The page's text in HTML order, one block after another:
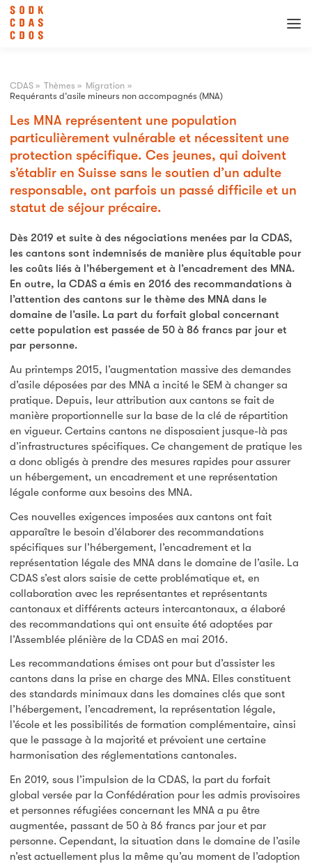
CDAS » Thèmes » Migration »
Requérants d’asile mineurs non accompagnés (MNA)
Les MNA représentent une population
particulièrement vulnérable et nécessitent une
protection spécifique. Ces jeunes, qui doivent
s’établir en Suisse sans le soutien d’un adulte
responsable, ont parfois un passé difficile et un
statut de séjour précaire.
Dès 2019 et suite à des négociations menées par la CDAS,
les cantons sont indemnisés de manière plus équitable pour
les coûts liés à l’hébergement et à l’encadrement des MNA.
En outre, la CDAS a émis en 2016 des recommandations à
l’attention des cantons sur le thème des MNA dans le
domaine de l’asile. La part du forfait global concernant
cette population est passée de 50 à 86 francs par jour et
par personne.
Au printemps 2015, l’augmentation massive des demandes
d’asile déposées par des MNA a incité le SEM à changer sa
pratique. Depuis, leur attribution aux cantons se fait de
manière proportionnelle sur la base de la clé de répartition
en vigueur. Certains cantons ne disposaient jusque-là pas
d’infrastructures spécifiques. Ce changement de pratique les
a donc obligés à prendre des mesures rapides pour assurer
un hébergement, un encadrement et une représentation
légale conforme aux besoins des MNA.
Ces nouvelles exigences imposées aux cantons ont fait
apparaître le besoin d’élaborer des recommandations
spécifiques sur l’hébergement, l’encadrement et la
représentation légale des MNA dans le domaine de l’asile. La
CDAS s’est alors saisie de cette problématique et, en
collaboration avec les représentantes et représentants
cantonaux et différents acteurs intercantonaux, a élaboré
des recommandations qui ont ensuite été adoptées par
l’Assemblée plénière de la CDAS en mai 2016.
Les recommandations émises ont pour but d’assister les
cantons dans la prise en charge des MNA. Elles constituent
des standards minimaux dans les domaines clés que sont
l’hébergement, l’encadrement, la représentation légale,
l’école et les possibilités de formation complémentaire, ainsi
que le passage à la majorité et prévoient une certaine
harmonisation des réglementations cantonales.
En 2019, sous l’impulsion de la CDAS, la part du forfait
global versée par la Confédération pour les admis provisoires
et personnes réfugiées concernant les MNA a pu être
augmentée, passant de 50 à 86 francs par jour et par
personne. Cependant, la situation dans le domaine de l’asile
n’est actuellement plus la même qu’au moment de l’adoption